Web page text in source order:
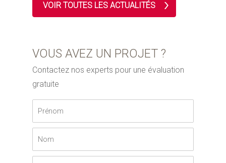
VOIR TOUTES LES ACTUALITÉS
VOUS AVEZ UN PROJET ?
Contactez nos experts pour une évaluation
gratuite